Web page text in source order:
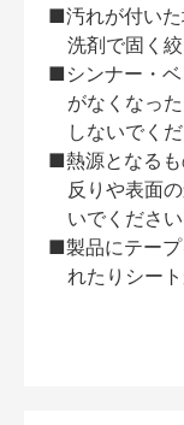
■汚れが付いた
洗剤で固く
■シンナー・
がなくなっ
しないでくだ
■熱源となる
反りや表面
いでください
■製品にテー
れたりシー